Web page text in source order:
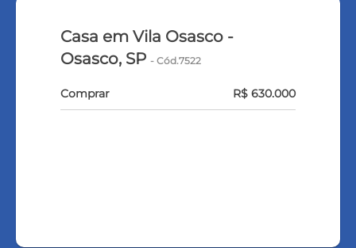
Casa em Vila Osasco -
Osasco, SP - Cód.7522
Comprar R$ 630.000